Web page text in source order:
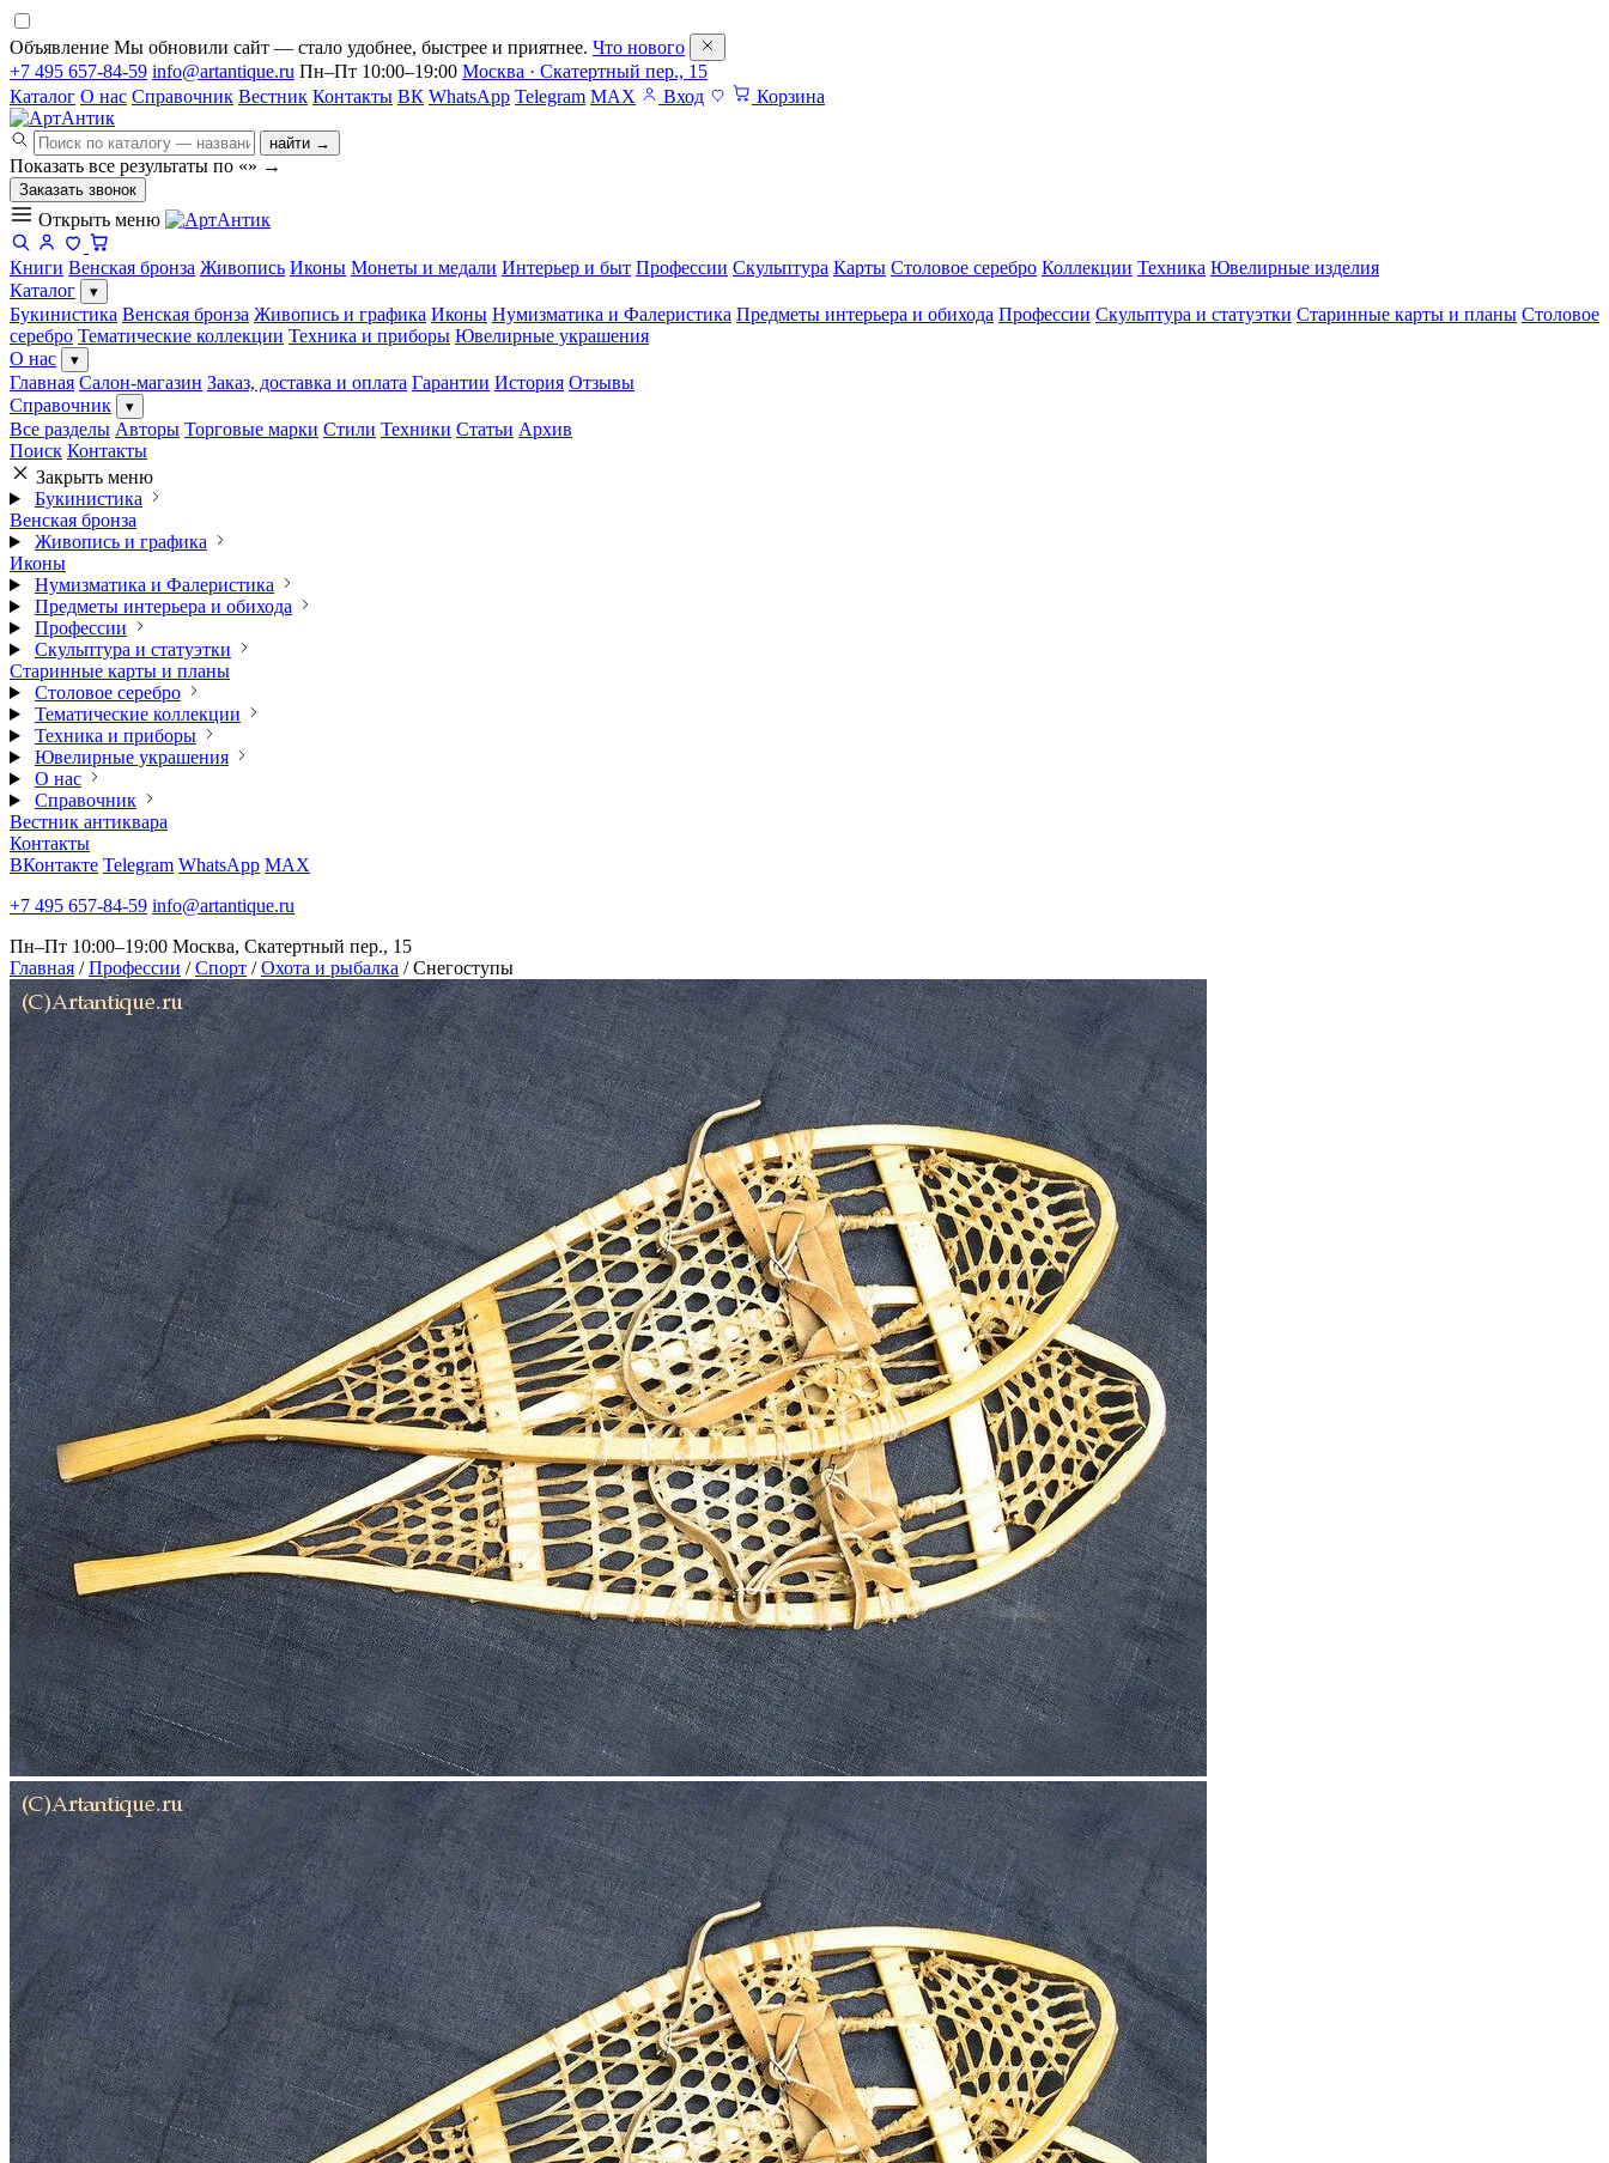
Объявление Мы обновили сайт — стало удобнее, быстрее и приятнее. Что нового
+7 495 657-84-59 info@artantique.ru Пн–Пт 10:00–19:00 Москва · Скатертный пер., 15
Каталог О нас Справочник Вестник Контакты ВК WhatsApp Telegram MAX Вход Корзина
найти →
Показать все результаты по «» →
Заказать звонок
Открыть меню
Книги Венская бронза Живопись Иконы Монеты и медали Интерьер и быт Профессии Скульптура Карты Столовое серебро Коллекции Техника Ювелирные изделия
Каталог
▾
Букинистика Венская бронза Живопись и графика Иконы Нумизматика и Фалеристика Предметы интерьера и обихода Профессии Скульптура и статуэтки Старинные карты и планы Столовое
серебро Тематические коллекции Техника и приборы Ювелирные украшения
О нас
▾
Главная Салон-магазин Заказ, доставка и оплата Гарантии История Отзывы
Справочник
▾
Все разделы Авторы Торговые марки Стили Техники Статьи Архив
Поиск Контакты
Закрыть меню
Букинистика
Венская бронза
Живопись и графика
Иконы
Нумизматика и Фалеристика
Предметы интерьера и обихода
Профессии
Скульптура и статуэтки
Старинные карты и планы
Столовое серебро
Тематические коллекции
Техника и приборы
Ювелирные украшения
О нас
Справочник
Вестник антиквара
Контакты
ВКонтакте Telegram WhatsApp MAX
+7 495 657-84-59 info@artantique.ru
Пн–Пт 10:00–19:00 Москва, Скатертный пер., 15
Главная / Профессии / Спорт / Охота и рыбалка / Снегоступы